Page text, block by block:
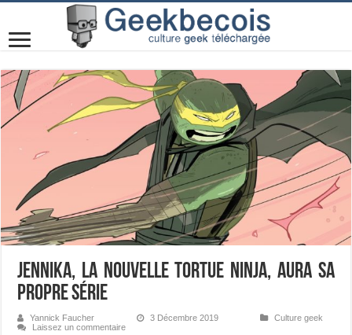
Jennika, la nouvelle Tortue Ninja, aura sa
propre série
Yannick Faucher 3 Décembre 2019
Culture geek
Laissez un commentaire